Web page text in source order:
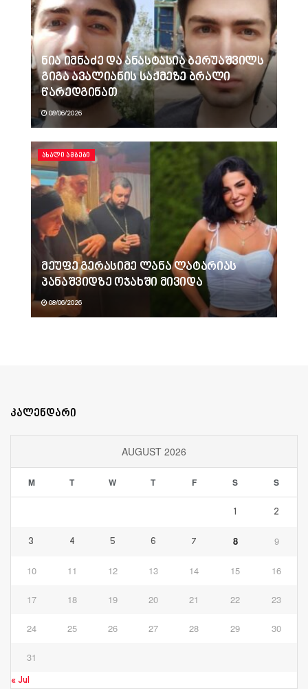
ნია იმნაძე და ანასტასია ბერუაშვილს
გიგა ავალიანის საქმეზე ბრალი
წარედგინათ
08/06/2026
ᲐᲮᲐᲚᲘ ᲐᲛᲑᲔᲑᲘ
მეუფე გერასიმე ლანა ლატარიას
პანაშვიდზე ოჯახში მივიდა
08/06/2026
კალენდარი
AUGUST 2026
M T W T F S S
1 2
3 4 5 6 7 8 9
10 11 12 13 14 15 16
17 18 19 20 21 22 23
24 25 26 27 28 29 30
31
« Jul